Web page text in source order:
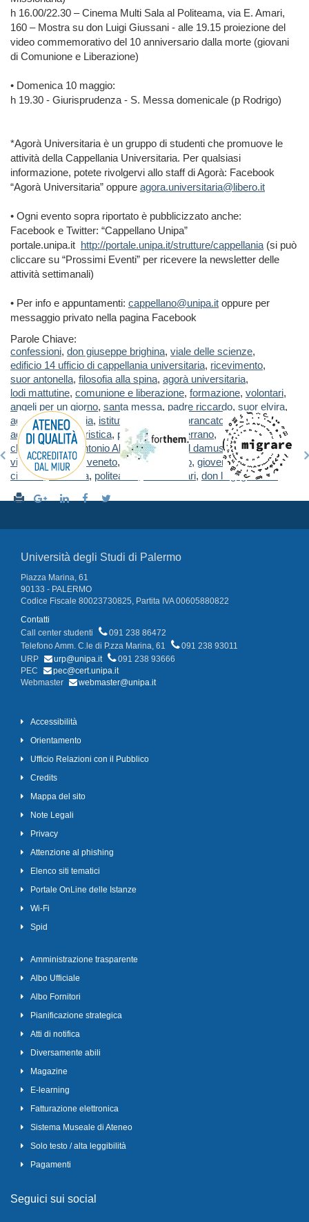
h 16.00/22.30 – Cinema Multi Sala al Politeama, via E. Amari,
160 – Mostra su don Luigi Giussani - alle 19.15 proiezione del
video commemorativo del 10 anniversario dalla morte (giovani
di Comunione e Liberazione)
• Domenica 10 maggio:
h 19.30 - Giurisprudenza - S. Messa domenicale (p Rodrigo)
*Agorà Universitaria è un gruppo di studenti che promuove le
attività della Cappellania Universitaria. Per qualsiasi
informazione, potete rivolgervi allo staff di Agorà: Facebook
“Agorà Universitaria” oppure agora.universitaria@libero.it
• Ogni evento sopra riportato è pubblicizzato anche:
Facebook e Twitter: “Cappellano Unipa”
portale.unipa.it http://portale.unipa.it/strutture/cappellania(si può
cliccare su “Prossimi Eventi” per ricevere la newsletter delle
attività settimanali)
• Per info e appuntamenti: cappellano@unipa.it oppure per
messaggio privato nella pagina Facebook
Parole Chiave:
confessioni, don giuseppe brighina, viale delle scienze,
edificio 14 ufficio di cappellania universitaria, ricevimento,
suor antonella, filosofia alla spina, agorà universitaria,
lodi mattutine, comunione e liberazione, formazione, volontari,
angeli per un giorno, santa messa, padre riccardo, suor elvira,
agorà universitaria, istituto s. anna via brancato
adorazione eucaristica, padre rodrigo serrano,
chiesa di Sant’Antonio Abate, campi asd damus,
via cavalieri di v. veneto, torneo calcetto, gioventù missionaria
cinema, multisala, politeama via e. amari, don luigi giussani
Università degli Studi di Palermo
Piazza Marina, 61
90133 - PALERMO
Codice Fiscale 80023730825, Partita IVA 00605880822
Contatti
Call center studenti
091 238 86472
Telefono Amm. C.le di P.zza Marina, 61
091 238 93011
URP
urp@unipa.it
091 238 93666
PEC
pec@cert.unipa.it
Webmaster
webmaster@unipa.it
Accessibilità
Orientamento
Ufficio Relazioni con il Pubblico
Credits
Mappa del sito
Note Legali
Privacy
Attenzione al phishing
Elenco siti tematici
Portale OnLine delle Istanze
Wi-Fi
Spid
Amministrazione trasparente
Albo Ufficiale
Albo Fornitori
Pianificazione strategica
Atti di notifica
Diversamente abili
Magazine
E-learning
Fatturazione elettronica
Sistema Museale di Ateneo
Solo testo / alta leggibilità
Pagamenti
Seguici sui social